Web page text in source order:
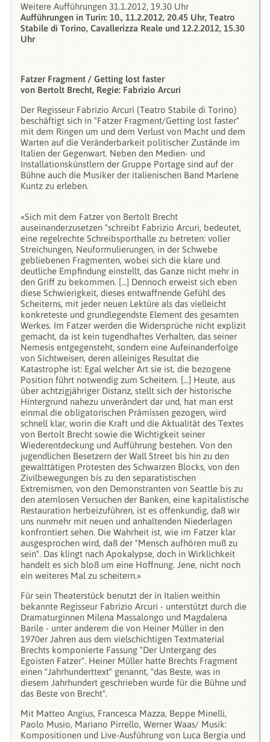
Weitere Aufführungen 31.1.2012, 19.30 Uhr
Aufführungen in Turin: 10., 11.2.2012, 20.45 Uhr, Teatro
Stabile di Torino, Cavallerizza Reale und 12.2.2012, 15.30
Uhr
Fatzer Fragment / Getting lost faster
von Bertolt Brecht, Regie: Fabrizio Arcuri
Der Regisseur Fabrizio Arcuri (Teatro Stabile di Torino)
beschäftigt sich in "Fatzer Fragment­/Getting lost faster"
mit dem Ringen um und dem Verlust von Macht und dem
War­ten auf die Veränderbarkeit politischer Zustände im
Italien der Gegenwart. Neben den Medien- und
Installationskünstlern der Gruppe Portage sind auf der
Bühne auch die Musiker der italienischen Band Marlene
Kuntz zu erleben.
«Sich mit dem Fatzer von Bertolt Brecht
auseinanderzusetzen "schreibt Fabrizio Arcuri, bedeutet,
eine regelrechte Schreibsporthalle zu betreten: voller
Streichungen, Neuformulierungen, in der Schwebe
gebliebenen Fragmenten, wobei sich die klare und
deutliche Empfindung einstellt, das Ganze nicht mehr in
den Griff zu bekommen. [...] Dennoch erweist sich eben
diese Schwierigkeit, dieses entwaffnende Gefühl des
Scheiterns, mit jeder neuen Lektüre als das vielleicht
konkreteste und grundlegendste Element des gesamten
Werkes. Im Fatzer werden die Widersprüche nicht explizit
gemacht, da ist kein tugendhaftes Verhalten, das seiner
Nemesis entgegensteht, sondern eine Aufeinanderfolge
von Sichtweisen, deren alleiniges Resultat die
Katastrophe ist: Egal welcher Art sie ist, die bezogene
Position führt notwendig zum Scheitern. [...] Heute, aus
über achtzigjähriger Distanz, stellt sich der historische
Hintergrund nahezu unverändert dar und, hat man erst
einmal die obligatorischen Prämissen gezogen, wird
schnell klar, worin die Kraft und die Aktualität des Textes
von Bertolt Brecht sowie die Wichtigkeit seiner
Wiederentdeckung und Aufführung bestehen. Von den
jugendlichen Besetzern der Wall Street bis hin zu den
gewalttätigen Protesten des Schwarzen Blocks, von den
Zivilbewegungen bis zu den separatistischen
Extremismen, von den Demonstranten von Seattle bis zu
den atemlosen Versuchen der Banken, eine kapitalistische
Restauration herbeizuführen, ist es offenkundig, daß wir
uns nunmehr mit neuen und anhaltenden Niederlagen
konfrontiert sehen. Die Wahrheit ist, wie im Fatzer klar
ausgesprochen wird, daß der "Mensch aufhören muß zu
sein". Das klingt nach Apokalypse, doch in Wirklichkeit
handelt es sich bloß um eine Hoffnung. Jene, nicht noch
ein weiteres Mal zu scheitern.»
Für sein Theaterstück benutzt der in Italien weithin
bekannte Regisseur Fabrizio Arcuri - unterstützt durch die
Dramaturginnen Milena Massalongo und Magdalena
Barile - unter anderem die von Heiner Müller in den
1970er Jahren aus dem vielschichtigen Textmaterial
Brechts komponierte Fassung "Der Untergang des
Egoisten Fatzer". Heiner Müller hatte Brechts Fragment
einen "Jahrhunderttext" genannt, "das Beste, was in
diesem Jahrhundert geschrieben wurde für die Bühne und
das Beste von Brecht".
Mit Matteo Angius, Francesca Mazza, Beppe Minelli,
Paolo Musio, Mariano Pirrello, Werner Waas/ Musik:
Kompositionen und Live-Ausführung von Luca Bergia und